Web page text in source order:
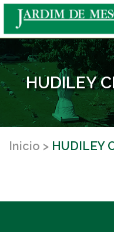
HUDILEY
Inicio HUDILEY